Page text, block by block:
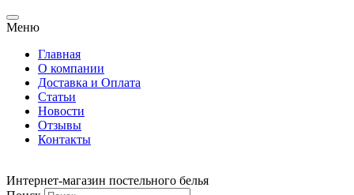
Меню
Главная
О компании
Доставка и Оплата
Статьи
Новости
Отзывы
Контакты
Интернет-магазин постельного белья